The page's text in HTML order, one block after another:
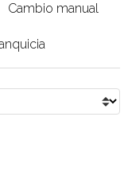
Cambio manual